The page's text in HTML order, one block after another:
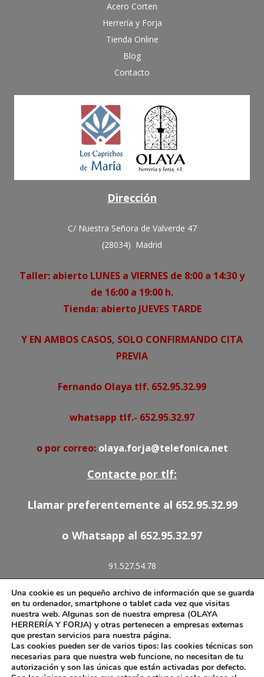
Acero Corten
Herrería y Forja
Tienda Online
Blog
Contacto
Dirección
C/ Nuestra Señora de Valverde 47
(28034) Madrid
Taller: abierto LUNES a VIERNES de 8:00 a 14:30 y
de 16:00 a 19:00 h.
Tienda: abierto JUEVES TARDE
Y EN AMBOS CASOS, SOLO CONFIRMANDO CITA
PREVIA
Fernando Olaya tlf. 652.95.32.99
whatsapp tlf.- 652.95.32.97
o por correo: olaya.forja@telefonica.net
Contacte por tlf:
Llamar preferentemente al 652.95.32.99
o Whatsapp al 652.95.32.97
91.527.54.78
652.95.32.97
olaya.forja@telefonica.net
Aviso Legal
Política de Cookies
Una cookie es un pequeño archivo de información que se guarda
en tu ordenador, smartphone o tablet cada vez que visitas
nuestra web. Algunas son de nuestra empresa (OLAYA
HERRERÍA Y FORJA) y otras pertenecen a empresas externas
que prestan servicios para nuestra página.
Las cookies pueden ser de varios tipos: las cookies técnicas son
necesarias para que nuestra web funcione, no necesitan de tu
autorización y son las únicas que están activadas por defecto.